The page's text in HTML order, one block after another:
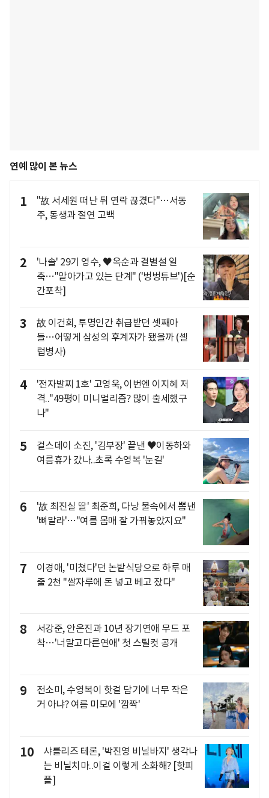
연예 많이 본 뉴스
1
"故 서세원 떠난 뒤 연락 끊겼다"…서동
주, 동생과 절연 고백
2
'나솔' 29기 영수, ♥옥순과 결별설 일
축…"알아가고 있는 단계" ('벙벙튜브')[순
간포착]
3
故 이건희, 투명인간 취급받던 셋째아
들…어떻게 삼성의 후계자가 됐을까 (셀
럽병사)
4
'전자발찌 1호' 고영욱, 이번엔 이지혜 저
격.."49평이 미니멀리즘? 많이 출세했구
나"
5
걸스데이 소진, '김부장' 끝낸 ♥이동하와
여름휴가 갔나..초록 수영복 '눈길'
6
'故 최진실 딸' 최준희, 다낭 물속에서 뽐낸
'뼈말라'…"여름 몸매 잘 가꿔놓았지요"
7
이경애, '미쳤다'던 논밭식당으로 하루 매
출 2천 "쌀자루에 돈 넣고 베고 잤다"
8
서강준, 안은진과 10년 장기연애 무드 포
착…'너말고다른연애' 첫 스틸컷 공개
9
전소미, 수영복이 핫걸 담기에 너무 작은
거 아냐? 여름 미모에 '깜짝'
10
샤를리즈 테론, '박진영 비닐바지' 생각나
는 비닐치마..이걸 이렇게 소화해? [핫피
플]